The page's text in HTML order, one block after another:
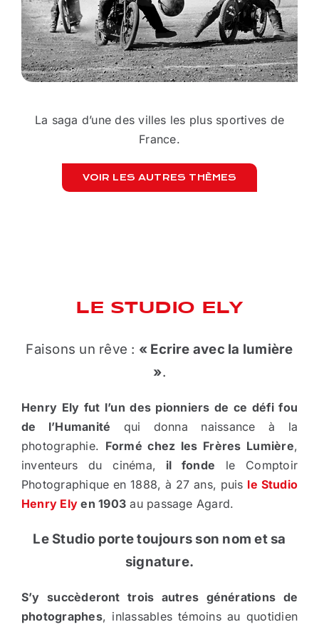
La saga d’une des villes les plus sportives de
France.
VOIR LES AUTRES THÈMES
LE STUDIO ELY
Faisons un rêve : « Ecrire avec la lumière
».
Henry Ely fut l’un des pionniers de ce défi fou
de l’Humanité qui donna naissance à la
photographie. Formé chez les Frères Lumière,
inventeurs du cinéma, il fonde le Comptoir
Photographique en 1888, à 27 ans, puis le Studio
Henry Ely en 1903 au passage Agard.
Le Studio porte toujours son nom et sa
signature.
S’y succèderont trois autres générations de
photographes, inlassables témoins au quotidien